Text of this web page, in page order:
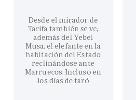
Desde el mirador de
Tarifa también se ve,
además del Yebel
Musa, el elefante en la
habitación del Estado
reclinándose ante
Marruecos. Incluso en
los días de taró